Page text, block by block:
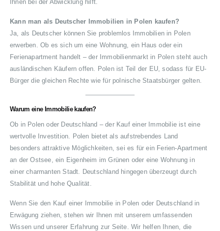
Ihnen bei der Abwicklung hilft.
Kann man als Deutscher Immobilien in Polen kaufen?
Ja, als Deutscher können Sie problemlos Immobilien in Polen
erwerben. Ob es sich um eine Wohnung, ein Haus oder ein
Ferienapartment handelt – der Immobilienmarkt in Polen steht auch
ausländischen Käufern offen. Polen ist Teil der EU, sodass für EU-
Bürger die gleichen Rechte wie für polnische Staatsbürger gelten.
Warum eine Immobilie kaufen?
Ob in Polen oder Deutschland – der Kauf einer Immobilie ist eine
wertvolle Investition. Polen bietet als aufstrebendes Land
besonders attraktive Möglichkeiten, sei es für ein Ferien-Apartment
an der Ostsee, ein Eigenheim im Grünen oder eine Wohnung in
einer charmanten Stadt. Deutschland hingegen überzeugt durch
Stabilität und hohe Qualität.
Wenn Sie den Kauf einer Immobilie in Polen oder Deutschland in
Erwägung ziehen, stehen wir Ihnen mit unserem umfassenden
Wissen und unserer Erfahrung zur Seite. Wir helfen Ihnen, die